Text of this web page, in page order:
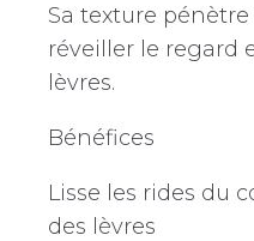
Sa texture
réveiller le regard
lèvres.
Bénéfices
Lisse les rides du
des lèvres